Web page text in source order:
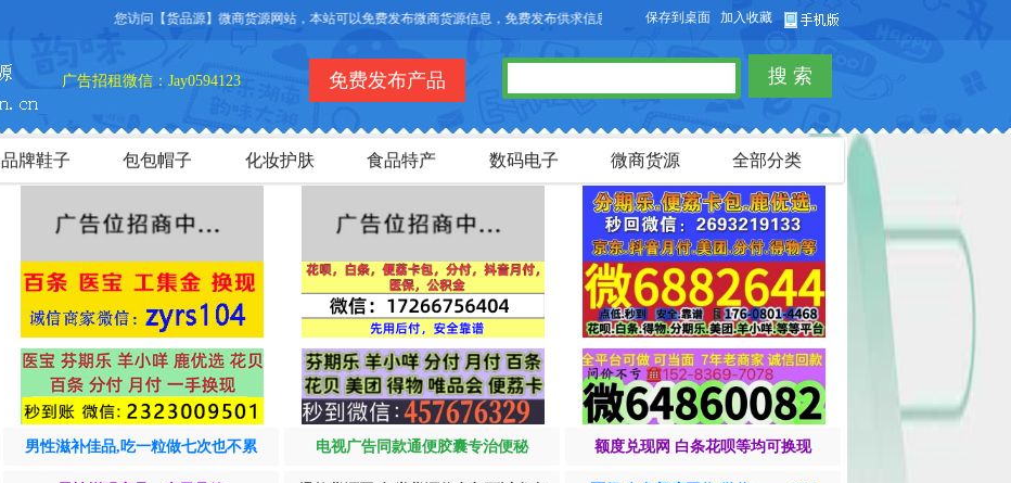
欢迎您访问【货品源】微商货源网站，本站可以免费发布微商货源信息，免费发布供求信息，也可以免费发布淘宝客商品信息。
保存到桌面 加入收藏
广告招租微信：Jay0594123 搜 索
免费发布产品
品牌鞋子 包包帽子 化妆护肤 食品特产 数码电子 微商货源 全部分类
男性滋补佳品,吃一粒做七次也不累 电视广告同款通便胶囊专治便秘 额度兑现网 白条花呗等均可换现